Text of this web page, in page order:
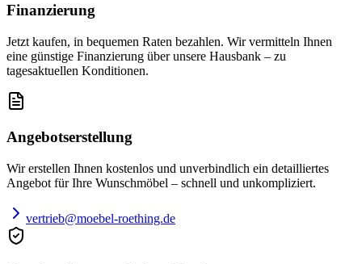
Finanzierung
Jetzt kaufen, in bequemen Raten bezahlen. Wir vermitteln Ihnen
eine günstige Finanzierung über unsere Hausbank – zu
tagesaktuellen Konditionen.
Angebotserstellung
Wir erstellen Ihnen kostenlos und unverbindlich ein detailliertes
Angebot für Ihre Wunschmöbel – schnell und unkompliziert.
vertrieb@moebel-roething.de